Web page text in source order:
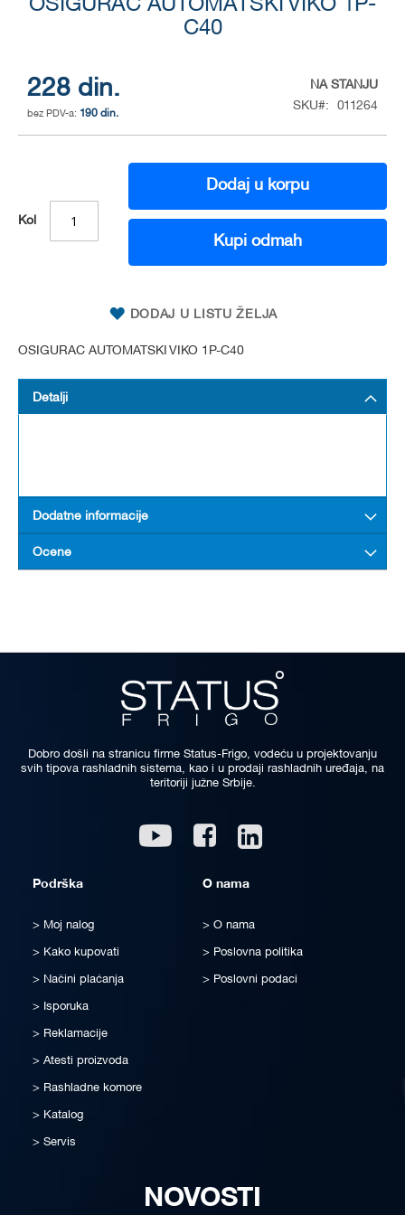
OSIGURAC AUTOMATSKI VIKO 1P-
C40
228 din.
190 din.
NA STANJU
SKU
011264
Kol
Dodaj u korpu
Kupi odmah
DODAJ U LISTU ŽELJA
OSIGURAC AUTOMATSKI VIKO 1P-C40
the
images
gallery
Detalji
Dodatne informacije
Ocene
Dobro došli na stranicu firme Status-Frigo, vodeću u projektovanju
svih tipova rashladnih sistema, kao i u prodaji rashladnih uređaja, na
teritoriji južne Srbije.
Youtube Facebook
Podrška
Moj nalog
Kako kupovati
Načini plaćanja
Isporuka
Reklamacije
Atesti proizvoda
Rashladne komore
Katalog
Servis
O nama
O nama
Poslovna politika
Poslovni podaci
NOVOSTI